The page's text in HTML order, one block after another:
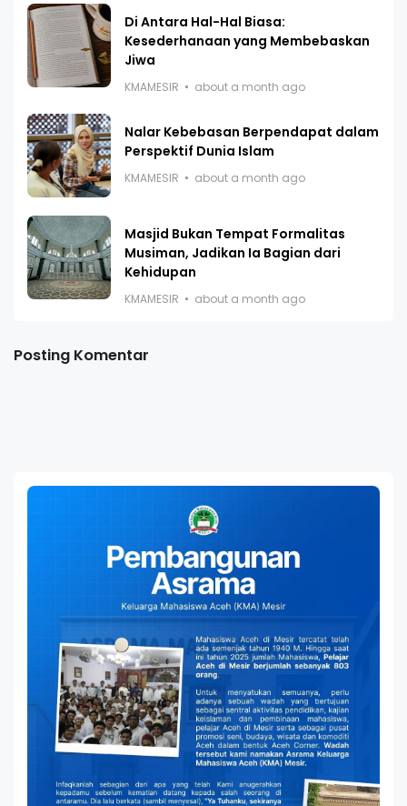
Di Antara Hal-Hal Biasa:
Kesederhanaan yang Membebaskan
Jiwa
KMAMESIR about a month ago
Nalar Kebebasan Berpendapat dalam
Perspektif Dunia Islam
KMAMESIR about a month ago
Masjid Bukan Tempat Formalitas
Musiman, Jadikan Ia Bagian dari
Kehidupan
KMAMESIR about a month ago
Posting Komentar